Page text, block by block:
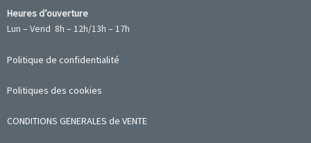
Heures d’ouverture
Lun – Vend 8h – 12h/13h – 17h
Politique de confidentialité
Politiques des cookies
CONDITIONS GENERALES de VENTE